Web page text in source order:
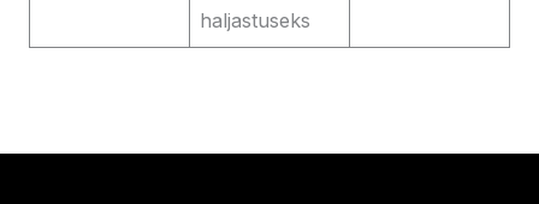
haljastuseks